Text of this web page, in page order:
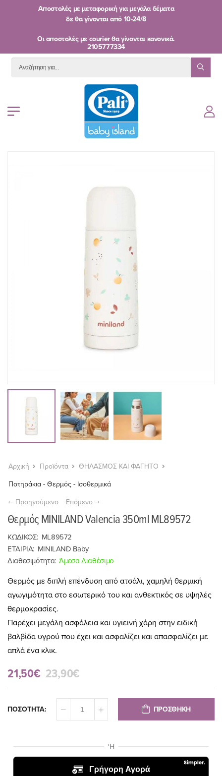
Αποστολές με μεταφορική για μεγάλα δέματα
δε θα γίνονται από 10-24/8
Oι αποστολές με courier θα γίνονται κανονικά.
2105777334
Αρχική Προϊόντα ΘΗΛΑΣΜΟΣ ΚΑΙ ΦΑΓΗΤΟ
Ποτηράκια - Θερμός - Ισοθερμικά
Προηγούμενο Επόμενο
Θερμός MINILAND Valencia 350ml ML89572
ΚΩΔΙΚΟΣ: ML89572
ΕΤΑΙΡΙΑ: MINILAND Baby
Διαθεσιμότητα: Άμεσα Διαθέσιμο
Θερμός με διπλή επένδυση από ατσάλι, χαμηλή θερμική
αγωγιμότητα στο εσωτερικό του και ανθεκτικός σε υψηλές
θερμοκρασίες.
Παρέχει μεγάλη ασφάλεια και υγιεινή χάρη στην ειδική
βαλβίδα υγρού που έχει και ασφαλίζει και απασφαλίζει με
απλά ένα κλικ.
21,50€ 23,90€
ΠΟΣΟΤΗΤΑ: ΠΡΟΣΘΗΚΗ